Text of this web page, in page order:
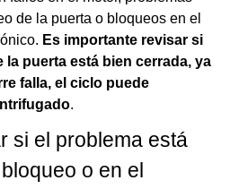
de la puerta o bloqueos en el
Es importante revisar si
la puerta está bien cerrada, ya
falla, el ciclo puede
.
si el problema está
o en el